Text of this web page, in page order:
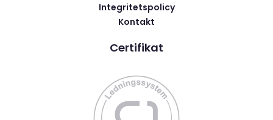
Integritetspolicy
Kontakt
Certifikat